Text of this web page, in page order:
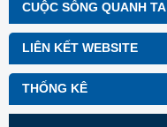
CUỘC SỐNG QUANH TA
LIÊN KẾT WEBSITE
THỐNG KÊ